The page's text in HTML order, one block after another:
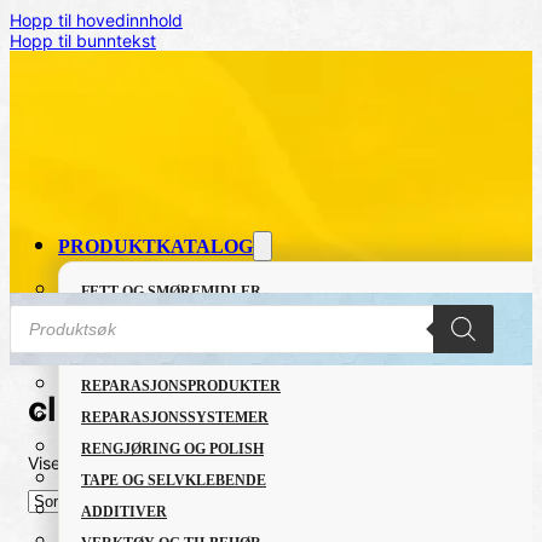
Hopp til hovedinnhold
Hopp til bunntekst
PRODUKTKATALOG
FETT OG SMØREMIDLER
GRUNNING OG LAKK
LIM OG TETTEMASSER
REPARASJONSPRODUKTER
REPARASJONSSYSTEMER
RENGJØRING OG POLISH
TAPE OG SELVKLEBENDE
ADDITIVER
Products
search
clear
Viser det ene resultatet